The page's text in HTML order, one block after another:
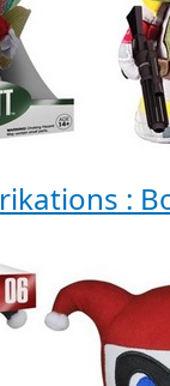
: